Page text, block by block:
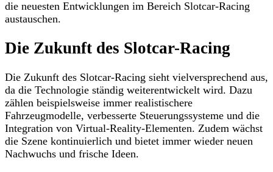
die neuesten Entwicklungen im Bereich Slotcar-Racing
austauschen.
Die Zukunft des Slotcar-Racing
Die Zukunft des Slotcar-Racing sieht vielversprechend aus,
da die Technologie ständig weiterentwickelt wird. Dazu
zählen beispielsweise immer realistischere
Fahrzeugmodelle, verbesserte Steuerungssysteme und die
Integration von Virtual-Reality-Elementen. Zudem wächst
die Szene kontinuierlich und bietet immer wieder neuen
Nachwuchs und frische Ideen.